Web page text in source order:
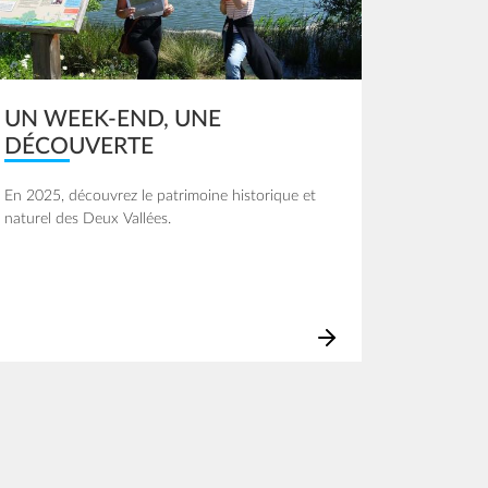
UN WEEK-END, UNE
DÉCOUVERTE
En 2025, découvrez le patrimoine historique et
naturel des Deux Vallées.